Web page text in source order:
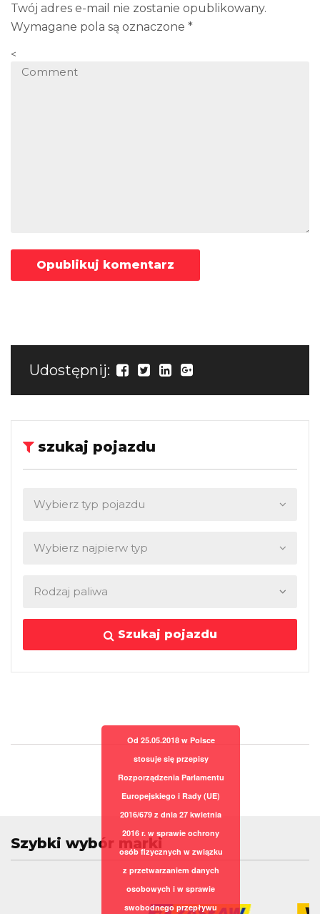
Twój adres e-mail nie zostanie opublikowany.
Wymagane pola są oznaczone *
<
Udostępnij:
szukaj pojazdu
Szukaj pojazdu
Szybki wybór marki
Od 25.05.2018 w Polsce
stosuje się przepisy
Rozporządzenia Parlamentu
Europejskiego i Rady (UE)
2016/679 z dnia 27 kwietnia
2016 r. w sprawie ochrony
osób fizycznych w związku
z przetwarzaniem danych
osobowych i w sprawie
swobodnego przepływu